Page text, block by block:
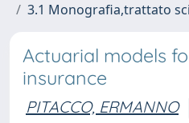
3.1 Monografia,trattato
Actuarial models
insurance
PITACCO, ERMANNO